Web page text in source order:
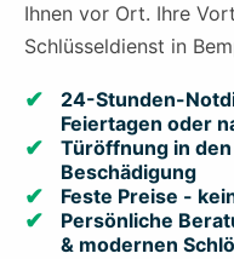
Ihnen vor Ort. Ihre
Schlüsseldienst in
24-Stunden-
Feiertagen oder
Türöffnung in
Beschädigung
Feste Preise -
Persönliche
& modernen